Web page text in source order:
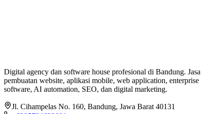
Digital agency dan software house profesional di Bandung. Jasa
pembuatan website, aplikasi mobile, web application, enterprise
software, AI automation, SEO, dan digital marketing.
Jl. Cihampelas No. 160, Bandung, Jawa Barat 40131